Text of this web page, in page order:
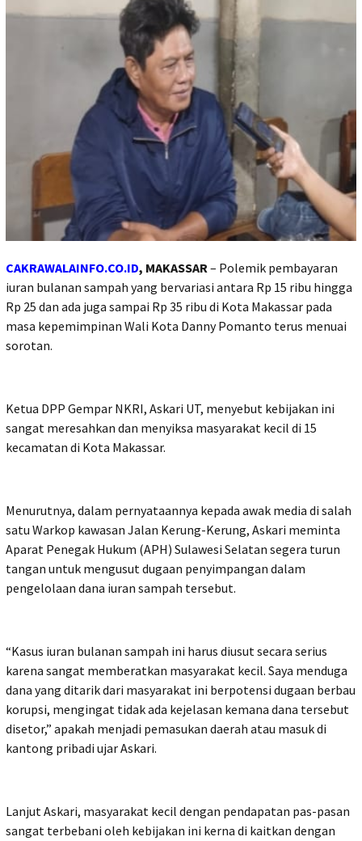
CAKRAWALAINFO.CO.ID, MAKASSAR– Polemik pembayaran
iuran bulanan sampah yang bervariasi antara Rp 15 ribu hingga
Rp 25 dan ada juga sampai Rp 35 ribu di Kota Makassar pada
masa kepemimpinan Wali Kota Danny Pomanto terus menuai
sorotan.
Ketua DPP Gempar NKRI, Askari UT, menyebut kebijakan ini
sangat meresahkan dan menyiksa masyarakat kecil di 15
kecamatan di Kota Makassar.
Menurutnya, dalam pernyataannya kepada awak media di salah
satu Warkop kawasan Jalan Kerung-Kerung, Askari meminta
Aparat Penegak Hukum (APH) Sulawesi Selatan segera turun
tangan untuk mengusut dugaan penyimpangan dalam
pengelolaan dana iuran sampah tersebut.
“Kasus iuran bulanan sampah ini harus diusut secara serius
karena sangat memberatkan masyarakat kecil. Saya menduga
dana yang ditarik dari masyarakat ini berpotensi dugaan berbau
korupsi, mengingat tidak ada kejelasan kemana dana tersebut
disetor,” apakah menjadi pemasukan daerah atau masuk di
kantong pribadi ujar Askari.
Lanjut Askari, masyarakat kecil dengan pendapatan pas-pasan
sangat terbebani oleh kebijakan ini kerna di kaitkan dengan